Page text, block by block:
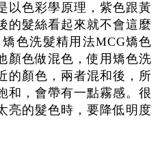
以色彩學原理，紫色跟黃
的髮絲看起來就不會這麼
色洗髮精用法MCG矯色
顏色做混色，使用矯色洗
的顏色，兩者混和後，所
和，會帶有一點霧感。很
亮的髮色時，要降低明度